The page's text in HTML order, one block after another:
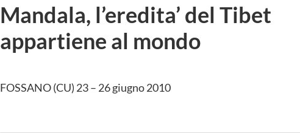
Mandala, l’eredita’ del Tibet
appartiene al mondo
FOSSANO (CU) 23 – 26 giugno 2010